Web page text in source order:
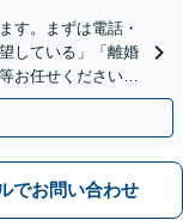
す。まずは電話・
している」「離婚
お任せください。
でお問い合わせ